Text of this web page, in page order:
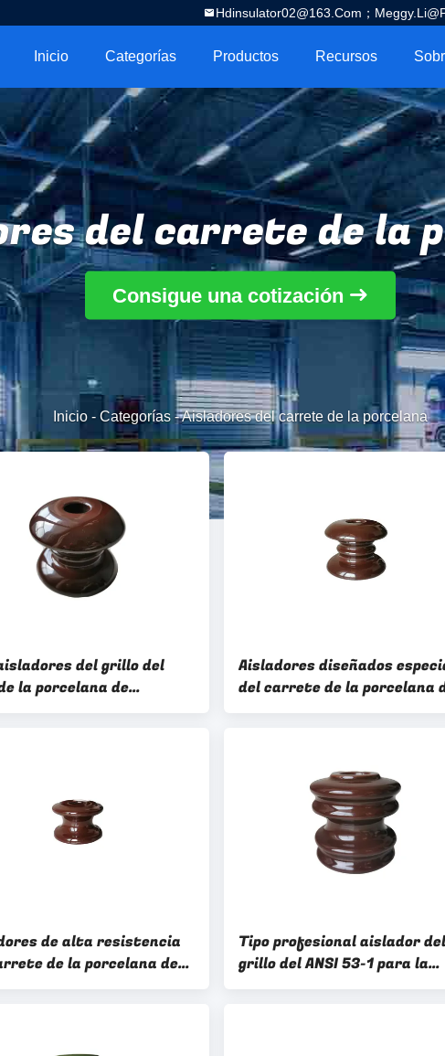
Hdinsulator02@163.com；
Inicio Categorías Productos Recursos
del carrete de la
Consigue una cotización
Inicio - Categorías -Aisladores del carrete de la porcelana
del grillo del
la porcelana de
Aisladores diseñados
del carrete de la porcelana
la altura 93m m de Brown
de alta resistencia
de la porcelana de
Tipo profesional aislador del
grillo del ANSI 53-1 para la
transmisión